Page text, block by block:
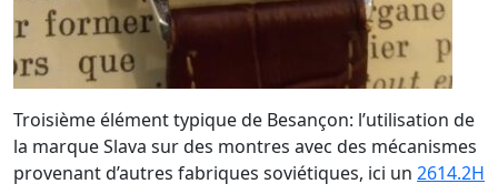
Troisième élément typique de Besançon: l’utilisation de
la marque Slava sur des montres avec des mécanismes
provenant d’autres fabriques soviétiques, ici un 2614.2H